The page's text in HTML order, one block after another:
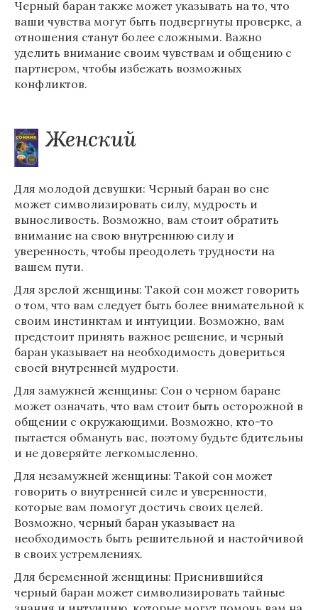
Черный баран также может указывать на то, что
ваши чувства могут быть подвергнуты проверке, а
отношения станут более сложными. Важно
уделить внимание своим чувствам и общению с
партнером, чтобы избежать возможных
конфликтов.
Женский
Для молодой девушки: Черный баран во сне
может символизировать силу, мудрость и
выносливость. Возможно, вам стоит обратить
внимание на свою внутреннюю силу и
уверенность, чтобы преодолеть трудности на
вашем пути.
Для зрелой женщины: Такой сон может говорить
о том, что вам следует быть более внимательной к
своим инстинктам и интуиции. Возможно, вам
предстоит принять важное решение, и черный
баран указывает на необходимость довериться
своей внутренней мудрости.
Для замужней женщины: Сон о черном баране
может означать, что вам стоит быть осторожной в
общении с окружающими. Возможно, кто-то
пытается обмануть вас, поэтому будьте бдительны
и не доверяйте легкомысленно.
Для незамужней женщины: Такой сон может
говорить о внутренней силе и уверенности,
которые вам помогут достичь своих целей.
Возможно, черный баран указывает на
необходимость быть решительной и настойчивой
в своих устремлениях.
Для беременной женщины: Приснившийся
черный баран может символизировать тайные